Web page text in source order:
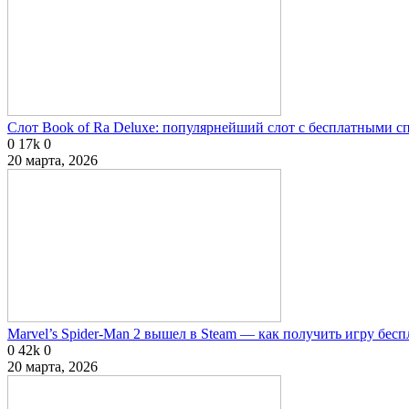
Слот Book of Ra Deluxe: популярнейший слот с бесплатными
0 17k 0
20 марта, 2026
Marvel’s Spider-Man 2 вышел в Steam — как получить игру
0 42k 0
20 марта, 2026